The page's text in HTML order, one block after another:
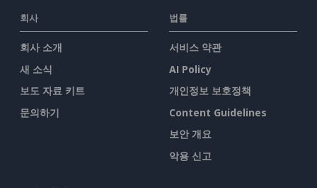
회사
회사 소개
새 소식
보도 자료 키트
문의하기
법률
서비스 약관
AI Policy
개인정보 보호정책
Content Guidelines
보안 개요
악용 신고